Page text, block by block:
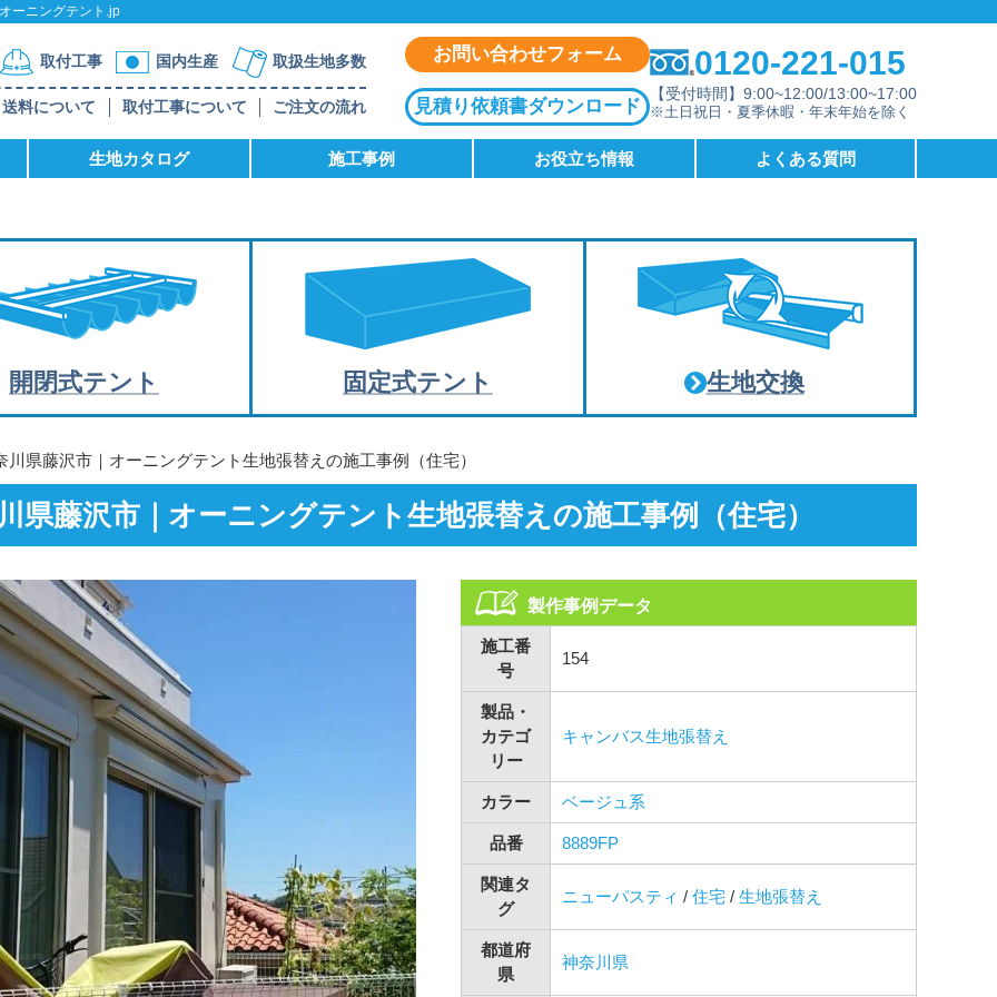
ーニングテント.jp
取付工事 国内生産 取扱生地多数
送料について 取付工事について ご注文の流れ
お問い合わせフォーム
見積り依頼書ダウンロード
0120-221-015
【受付時間】9:00~12:00/13:00~17:00
※土日祝日・夏季休暇・年末年始を除く
生地カタログ 施工事例 お役立ち情報 よくある質問
開閉式テント 固定式テント 生地交換
川県藤沢市｜オーニングテント生地張替えの施工事例（住宅）
県藤沢市｜オーニングテント生地張替えの施工事例（住宅）
製作事例データ
施工番
号
154
製品・
カテゴ
リー
キャンバス生地張替え
カラー ベージュ系
品番 8889FP
関連タ
グ
ニューパスティ / 住宅 / 生地張替え
都道府
県
神奈川県